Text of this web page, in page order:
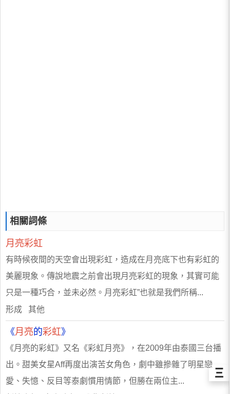
相關詞條
月亮彩虹
有時候夜間的天空會出現彩虹，造成在月亮底下也有彩虹的
美麗現象。傳說地震之前會出現月亮彩虹的現象，其實可能
只是一種巧合，並未必然。月亮彩虹”也就是我們所稱...
形成 其他
《月亮的彩虹》
《月亮的彩虹》又名《彩虹月亮》，在2009年由泰國三台播
出。甜美女星Aff再度出演苦女角色，劇中雖摻雜了明星戀
愛、失憶、反目等泰劇慣用情節，但勝在兩位主...
Ξ